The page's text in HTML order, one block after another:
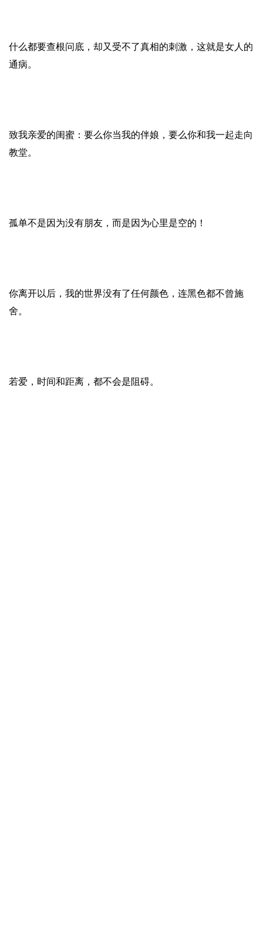
什么都要查根问底，却又受不了真相的刺激，这就是女人的
通病。
致我亲爱的闺蜜：要么你当我的伴娘，要么你和我一起走向
教堂。
孤单不是因为没有朋友，而是因为心里是空的！
你离开以后，我的世界没有了任何颜色，连黑色都不曾施
舍。
若爱，时间和距离，都不会是阻碍。